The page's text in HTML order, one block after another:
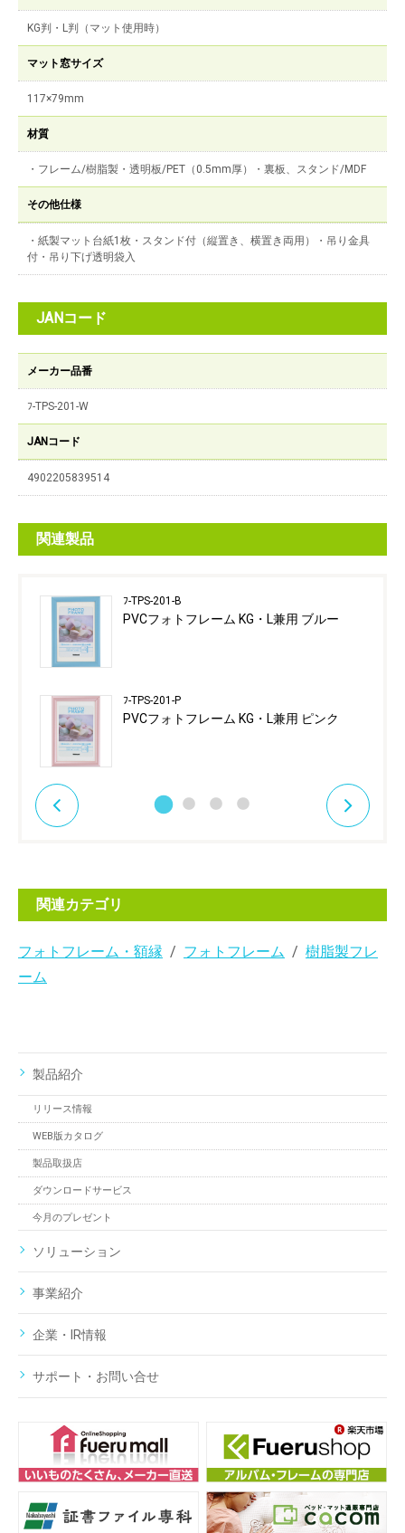
KG判・L判（マット使用時）
マット窓サイズ
117×79mm
材質
・フレーム/樹脂製・透明板/PET（0.5mm厚）・裏板、スタンド/MDF
その他仕様
・紙製マット台紙1枚・スタンド付（縦置き、横置き両用）・吊り金具
付・吊り下げ透明袋入
JANコード
メーカー品番
ﾌ-TPS-201-W
JANコード
4902205839514
関連製品
ﾌ-TPS-201-B
PVCフォトフレーム KG・L兼用 ブルー
ﾌ-TPS-201-P
PVCフォトフレーム KG・L兼用 ピンク
関連カテゴリ
フォトフレーム・額縁 フォトフレーム
樹脂製フレ
ーム
製品紹介
リリース情報
WEB版カタログ
製品取扱店
ダウンロードサービス
今月のプレゼント
ソリューション
事業紹介
企業・IR情報
サポート・お問い合せ